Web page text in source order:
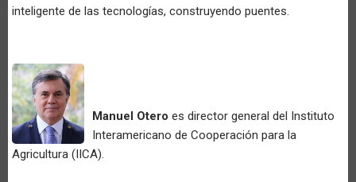
inteligente de las tecnologías, construyendo puentes.
Manuel Otero es director general del Instituto
Interamericano de Cooperación para la
Agricultura (IICA).